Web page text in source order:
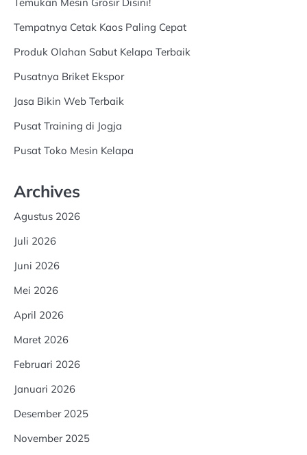
Tempatnya Cetak Kaos Paling Cepat
Produk Olahan Sabut Kelapa Terbaik
Pusatnya Briket Ekspor
Jasa Bikin Web Terbaik
Pusat Training di Jogja
Pusat Toko Mesin Kelapa
Archives
Agustus 2026
Juli 2026
Juni 2026
Mei 2026
April 2026
Maret 2026
Februari 2026
Januari 2026
Desember 2025
November 2025